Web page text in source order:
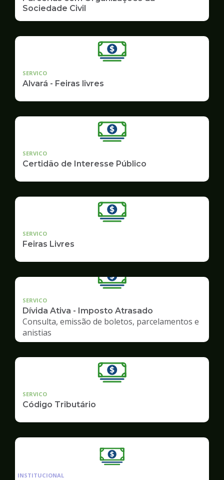
Sociedade Civil
SERVICO
Alvará - Feiras livres
SERVICO
Certidão de Interesse Público
SERVICO
Feiras Livres
SERVICO
Dívida Ativa - Imposto Atrasado
Consulta, emissão de boletos, parcelamentos e
anistias
SERVICO
Código Tributário
Ilustração
INSTITUCIONAL